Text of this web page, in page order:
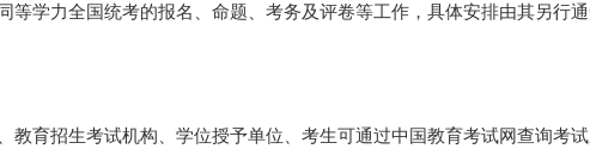
学力全国统考的报名、命题、考务及评卷等工作，具体安排由其另行通
育招生考试机构、学位授予单位、考生可通过中国教育考试网查询考试